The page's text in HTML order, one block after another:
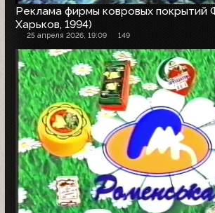
Реклама фирмы ковровых покрытий
Харьков, 1994)
25 апреля 2026, 19:09 149